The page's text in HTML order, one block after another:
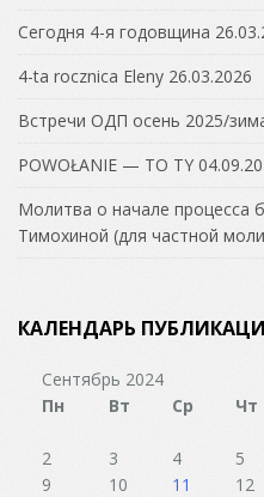
Сегодня 4-я годовщина
4-ta rocznica Eleny 26.03.2026
Встречи ОДП осень 2025/
POWOŁANIE — TO TY
Молитва о начале процесса
Тимохиной (для частной
КАЛЕНДАРЬ
Сентябрь 2024
Пн
Вт Ср Чт
2
3 4 5
9
10 11 12